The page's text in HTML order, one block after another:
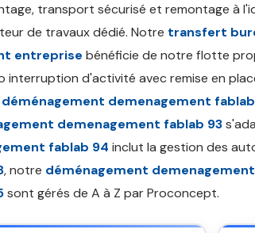
transport sécurisé et remontage à
de travaux dédié. Notre transfert
entreprise bénéficie de notre flotte
interruption d'activité avec remise en
déménagement demenagement
demenagement fablab 93
fablab 94 inclut la gestion des
, notre déménagement
sont gérés de A à Z par Proconcept.